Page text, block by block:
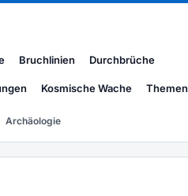
Bruchlinien Durchbrüche
Kosmische Wache Themen
Archäologie